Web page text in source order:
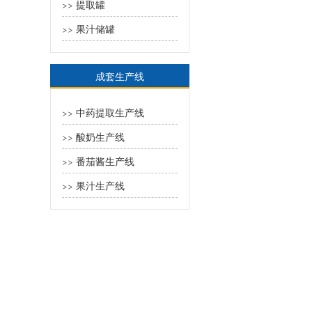
>> 提取罐
>> 果汁储罐
成套生产线
>> 中药提取生产线
>> 酸奶生产线
>> 番茄酱生产线
>> 果汁生产线